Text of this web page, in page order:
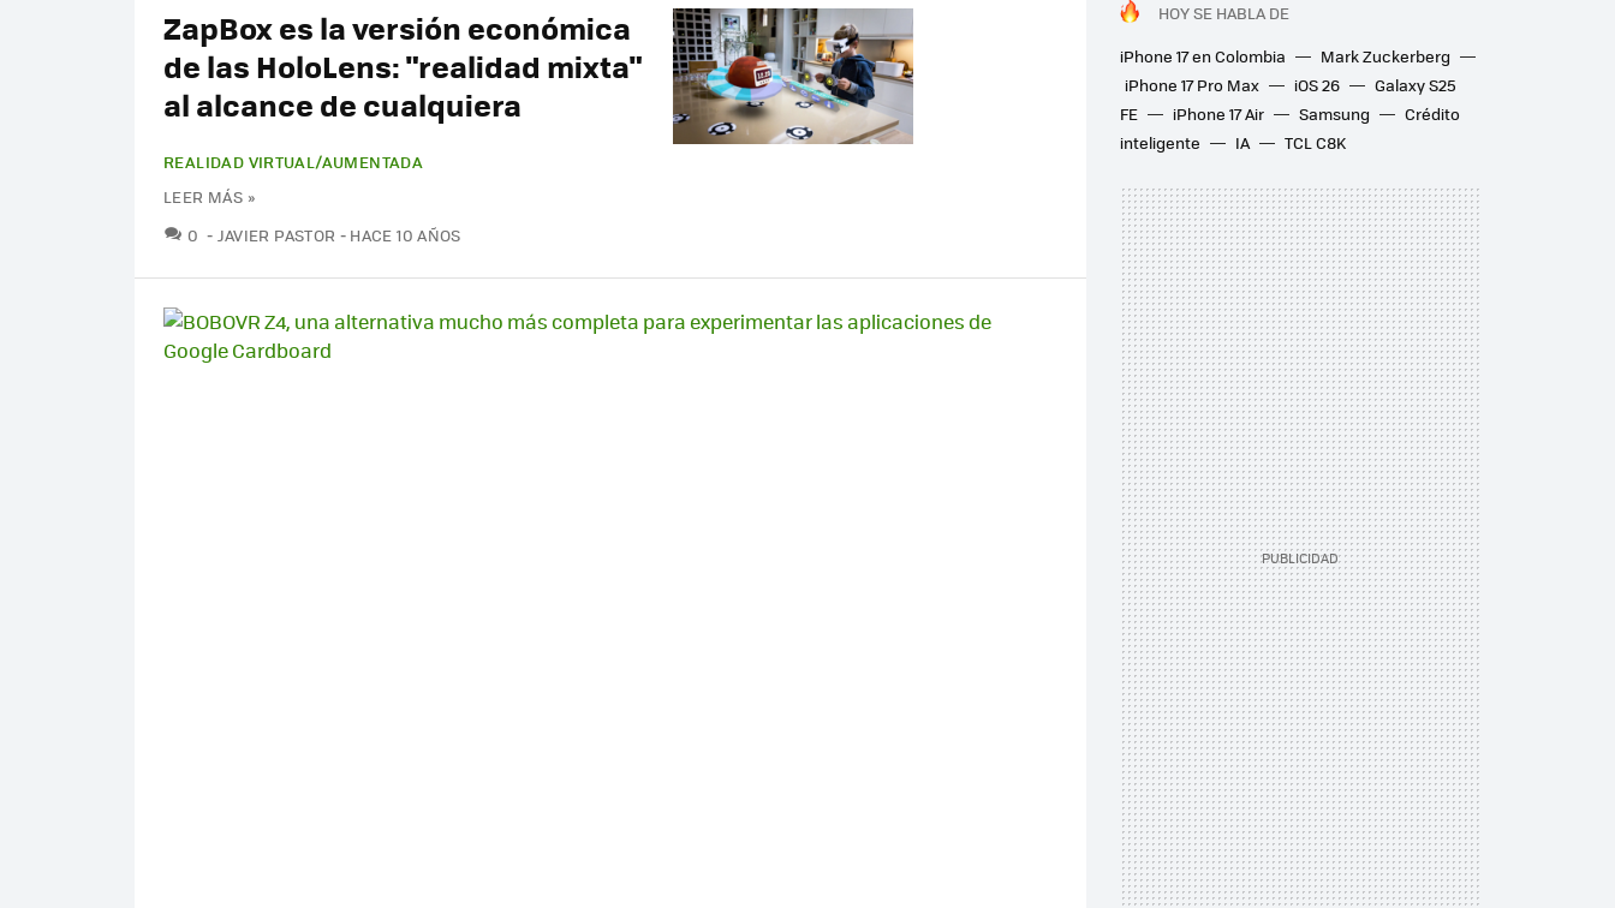
HOY SE HABLA DE
iPhone 17 en Colombia
Mark Zuckerberg
iPhone 17 Pro Max
iOS 26
Galaxy S25
FE
iPhone 17 Air Samsung
Crédito
inteligente
IA TCL C8K
ZapBox es la versión económica
de las HoloLens: "realidad mixta"
al alcance de cualquiera
REALIDAD VIRTUAL/AUMENTADA
LEER MÁS »
0 COMENTARIOS
JAVIER PASTOR HACE 10 AÑOS